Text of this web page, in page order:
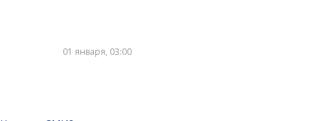
01 января, 03:00